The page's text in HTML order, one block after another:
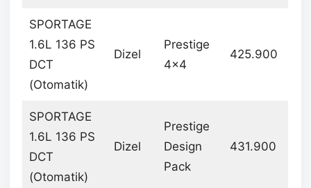
SPORTAGE
1.6L 136 PS
DCT
(Otomatik)
Dizel
Prestige
4×4
425.900
SPORTAGE
1.6L 136 PS
DCT
(Otomatik)
Dizel
Prestige
Design
Pack
431.900